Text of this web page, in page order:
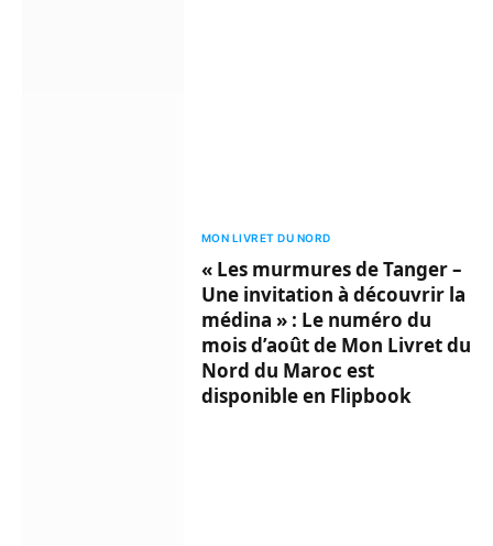
MON LIVRET DU NORD
« Les murmures de Tanger –
Une invitation à découvrir la
médina » : Le numéro du
mois d’août de Mon Livret du
Nord du Maroc est
disponible en Flipbook